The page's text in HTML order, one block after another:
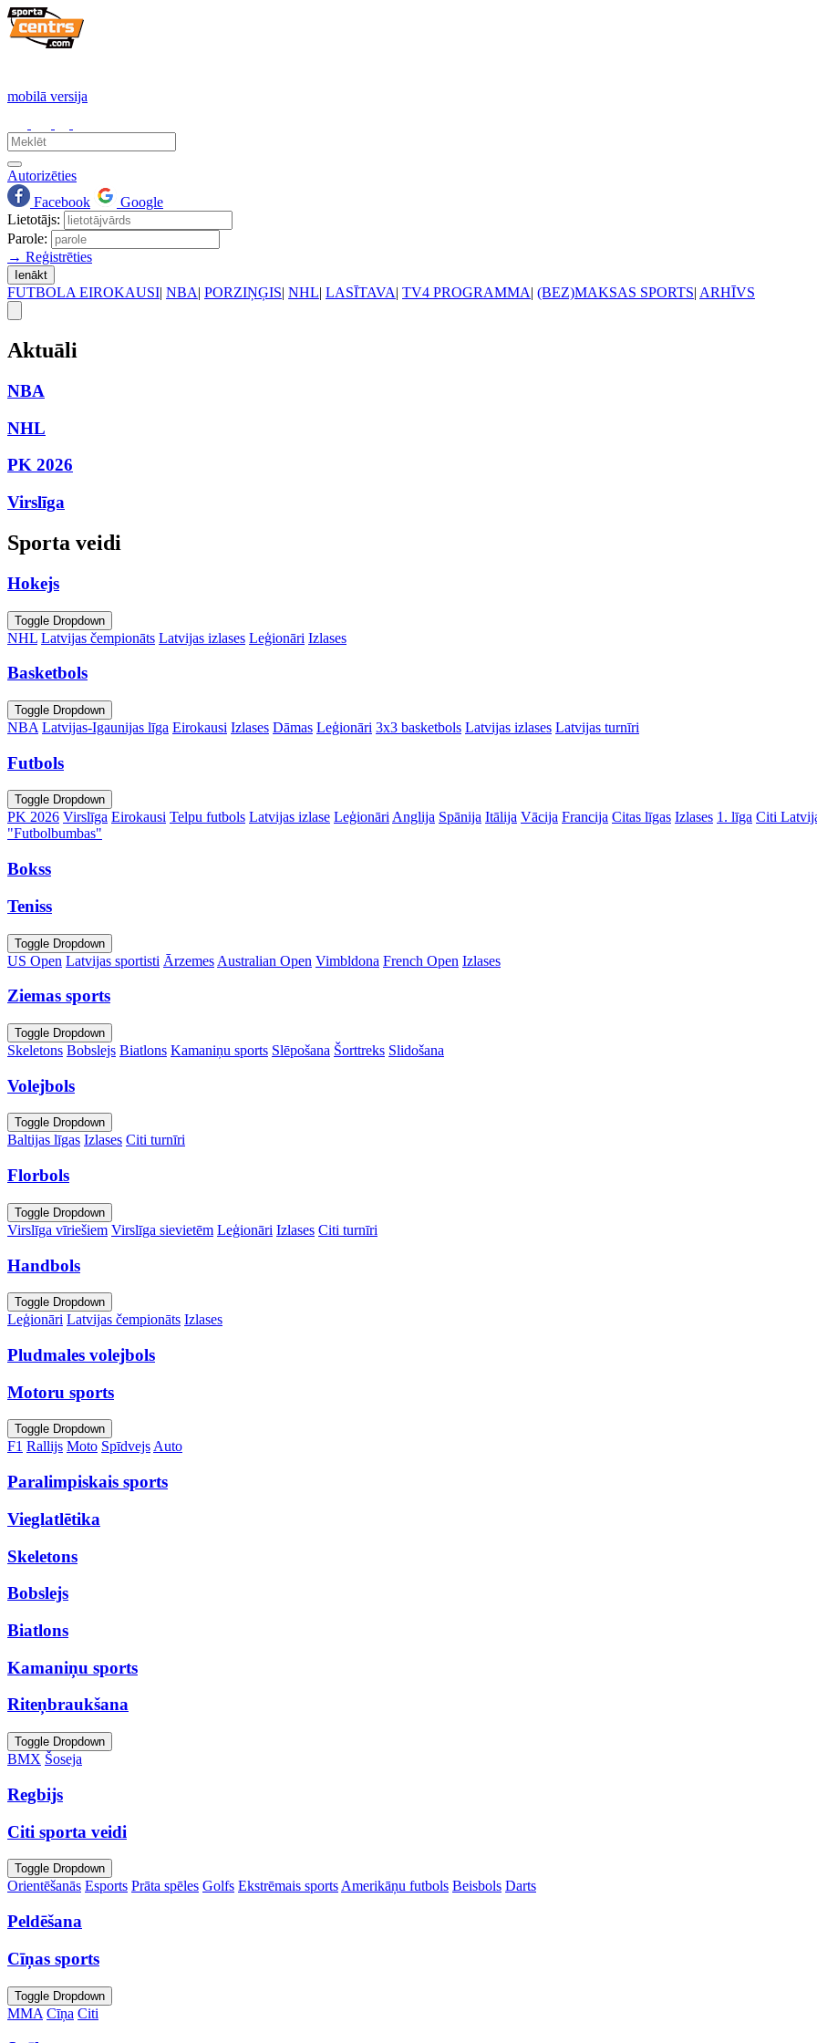
mobilā versija
Autorizēties
Facebook
Google
Lietotājs:
Parole:
→ Reģistrēties
Ienākt
FUTBOLA EIROKAUSI| NBA| PORZIŅĢIS| NHL| LASĪTAVA| TV4 PROGRAMMA| (BEZ)MAKSAS SPORTS| ARHĪVS
Aktuāli
NBA
NHL
PK 2026
Virslīga
Sporta veidi
Hokejs
Toggle Dropdown
NHL Latvijas čempionāts Latvijas izlases Leģionāri Izlases
Basketbols
Toggle Dropdown
NBA Latvijas-Igaunijas līga Eirokausi Izlases Dāmas Leģionāri 3x3 basketbols Latvijas izlases Latvijas turnīri
Futbols
Toggle Dropdown
PK 2026 Virslīga Eirokausi Telpu futbols Latvijas izlase Leģionāri Anglija Spānija Itālija Vācija Francija Citas līgas Izlases 1. līga Citi
"Futbolbumbas"
Bokss
Teniss
Toggle Dropdown
US Open Latvijas sportisti Ārzemes Australian Open Vimbldona French Open Izlases
Ziemas sports
Toggle Dropdown
Skeletons Bobslejs Biatlons Kamaniņu sports Slēpošana Šorttreks Slidošana
Volejbols
Toggle Dropdown
Baltijas līgas Izlases Citi turnīri
Florbols
Toggle Dropdown
Virslīga vīriešiem Virslīga sievietēm Leģionāri Izlases Citi turnīri
Handbols
Toggle Dropdown
Leģionāri Latvijas čempionāts Izlases
Pludmales volejbols
Motoru sports
Toggle Dropdown
F1 Rallijs Moto SpīdvejsAuto
Paralimpiskais sports
Vieglatlētika
Skeletons
Bobslejs
Biatlons
Kamaniņu sports
Riteņbraukšana
Toggle Dropdown
BMX Šoseja
Regbijs
Citi sporta veidi
Toggle Dropdown
Orientēšanās Esports Prāta spēles Golfs Ekstrēmais sports Amerikāņu futbols Beisbols Darts
Peldēšana
Cīņas sports
Toggle Dropdown
MMA Cīņa Citi